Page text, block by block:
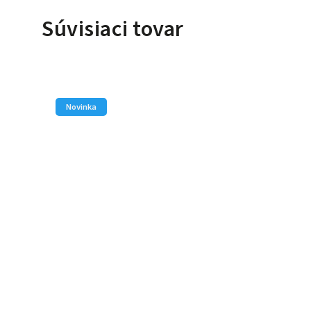
Súvisiaci tovar
Novinka